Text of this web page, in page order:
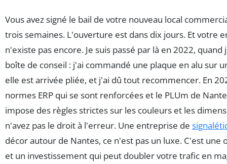
Vous avez signé le bail de votre nouveau local
trois semaines. L'ouverture est dans dix jours. Et votre
n'existe pas encore. Je suis passé par là en 2022,
boîte de conseil : j'ai commandé une plaque en alu sur
elle est arrivée pliée, et j'ai dû tout recommencer. En
normes ERP qui se sont renforcées et le PLUm de
impose des règles strictes sur les couleurs et les
n'avez pas le droit à l'erreur. Une entreprise de
décor autour de Nantes, ce n'est pas un luxe. C'est une
et un investissement qui peut doubler votre trafic en